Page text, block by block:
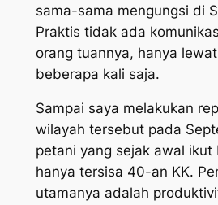
sama-sama mengungsi di
Praktis tidak ada
orang tuannya, hanya
beberapa kali saja.
Sampai saya melakukan
wilayah tersebut pada
petani yang sejak awal ikut
hanya tersisa 40-an KK.
utamanya adalah